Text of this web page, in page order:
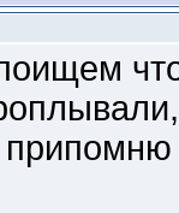
припомню